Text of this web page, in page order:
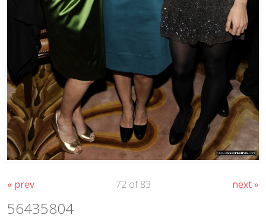
« prev next »
72 of 83
56435804